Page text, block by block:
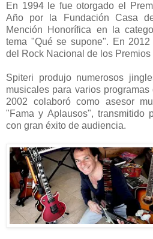
En 1994 le fue otorgado el
Año por la Fundación Casa
Mención Honorífica en la
tema "Qué se supone". En
del Rock Nacional de los
Spiteri produjo numerosos
musicales para varios
2002 colaboró como asesor
"Fama y Aplausos", transmitido
con gran éxito de audiencia.